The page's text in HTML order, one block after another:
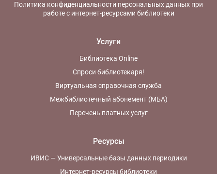
Политика конфиденциальности персональных данных при
работе с интернет-ресурсами библиотеки
Услуги
Библиотека Online
Спроси библиотекаря!
Виртуальная справочная служба
Межбиблиотечный абонемент (МБА)
Перечень платных услуг
Ресурсы
ИВИС — Универсальные базы данных периодики
Интернет-ресурсы библиотеки